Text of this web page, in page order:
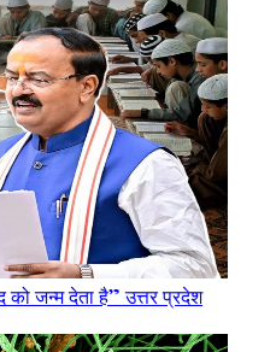
जन्म देता है” उत्तर प्रदेश